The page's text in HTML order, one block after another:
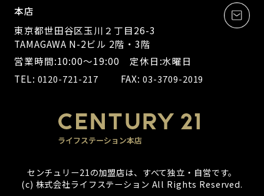
本店
東京都世田谷区玉川２丁目26-3
TAMAGAWA N-2ビル 2階・3階
営業時間:10:00～19:00 定休日:水曜日
TEL: 0120-721-217 FAX:03-3709-2019
センチュリー21の加盟店は、すべて独立・自営です。
(c) 株式会社ライフステーション All Rights Reserved.